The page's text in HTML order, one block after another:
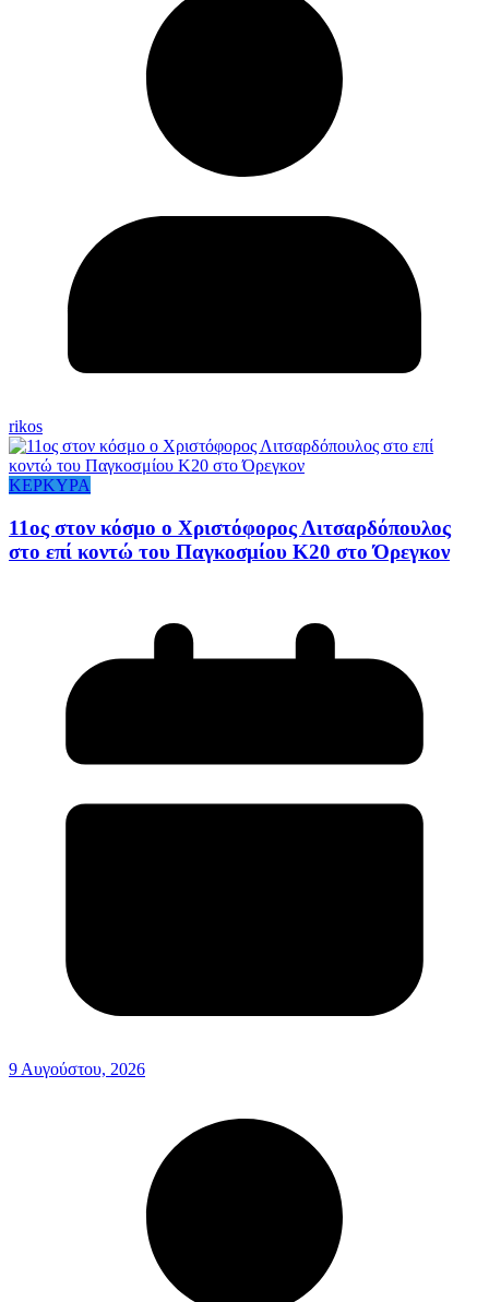
rikos
ΚΕΡΚΥΡΑ
11ος στον κόσμο ο Χριστόφορος Λιτσαρδόπουλος
στο επί κοντώ του Παγκοσμίου Κ20 στο Όρεγκον
9 Αυγούστου, 2026